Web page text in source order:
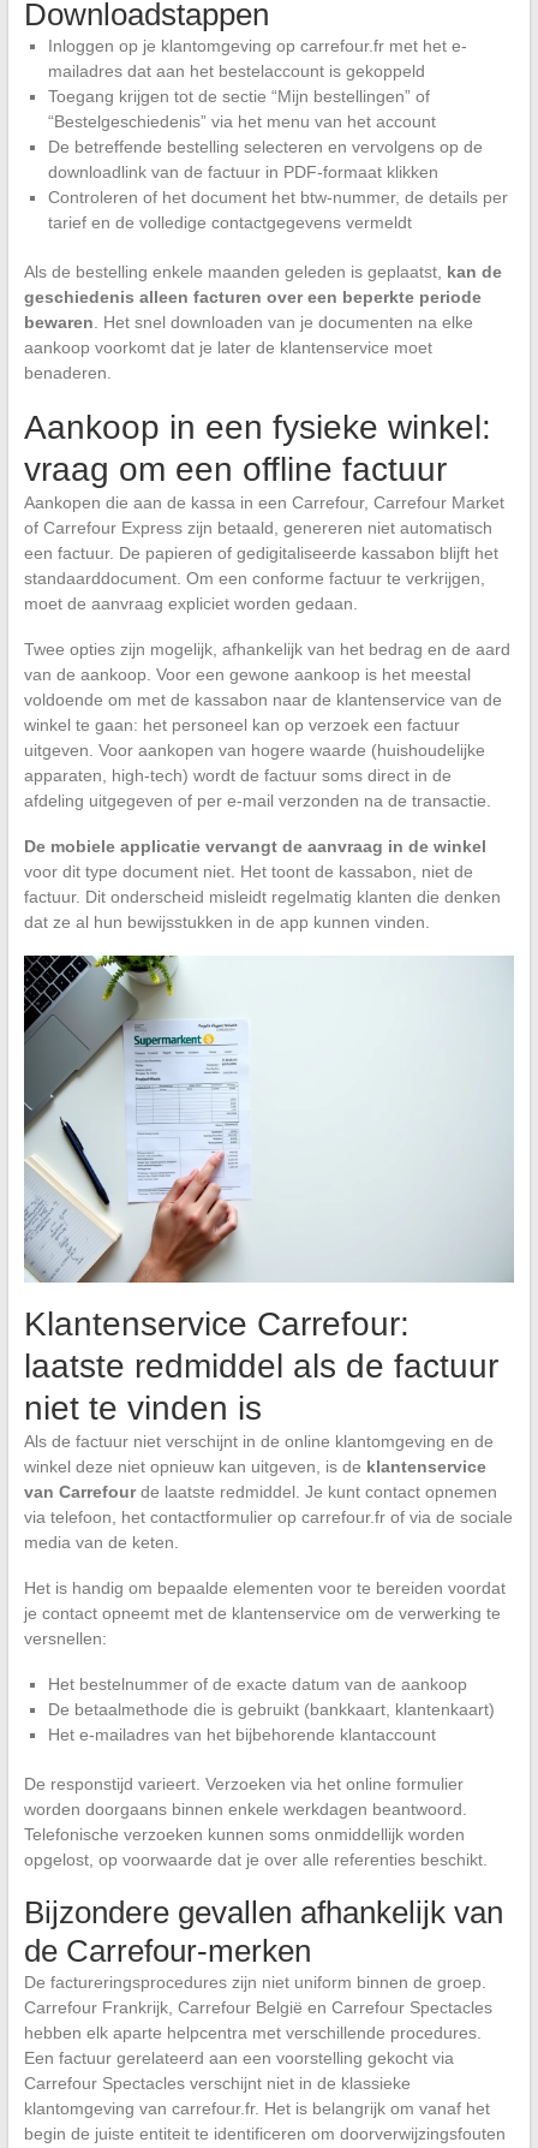
Downloadstappen
Inloggen op je klantomgeving op carrefour.fr met het e-
mailadres dat aan het bestelaccount is gekoppeld
Toegang krijgen tot de sectie “Mijn bestellingen” of
“Bestelgeschiedenis” via het menu van het account
De betreffende bestelling selecteren en vervolgens op de
downloadlink van de factuur in PDF-formaat klikken
Controleren of het document het btw-nummer, de details per
tarief en de volledige contactgegevens vermeldt
Als de bestelling enkele maanden geleden is geplaatst, kan de
geschiedenis alleen facturen over een beperkte periode
bewaren . Het snel downloaden van je documenten na elke
aankoop voorkomt dat je later de klantenservice moet
benaderen.
Aankoop in een fysieke winkel:
vraag om een offline factuur
Aankopen die aan de kassa in een Carrefour, Carrefour Market
of Carrefour Express zijn betaald, genereren niet automatisch
een factuur. De papieren of gedigitaliseerde kassabon blijft het
standaarddocument. Om een conforme factuur te verkrijgen,
moet de aanvraag expliciet worden gedaan.
Twee opties zijn mogelijk, afhankelijk van het bedrag en de aard
van de aankoop. Voor een gewone aankoop is het meestal
voldoende om met de kassabon naar de klantenservice van de
winkel te gaan: het personeel kan op verzoek een factuur
uitgeven. Voor aankopen van hogere waarde (huishoudelijke
apparaten, high-tech) wordt de factuur soms direct in de
afdeling uitgegeven of per e-mail verzonden na de transactie.
De mobiele applicatie vervangt de aanvraag in de winkel
voor dit type document niet. Het toont de kassabon, niet de
factuur. Dit onderscheid misleidt regelmatig klanten die denken
dat ze al hun bewijsstukken in de app kunnen vinden.
Klantenservice Carrefour:
laatste redmiddel als de factuur
niet te vinden is
Als de factuur niet verschijnt in de online klantomgeving en de
winkel deze niet opnieuw kan uitgeven, is de klantenservice
van Carrefourde laatste redmiddel. Je kunt contact opnemen
via telefoon, het contactformulier op carrefour.fr of via de sociale
media van de keten.
Het is handig om bepaalde elementen voor te bereiden voordat
je contact opneemt met de klantenservice om de verwerking te
versnellen:
Het bestelnummer of de exacte datum van de aankoop
De betaalmethode die is gebruikt (bankkaart, klantenkaart)
Het e-mailadres van het bijbehorende klantaccount
De responstijd varieert. Verzoeken via het online formulier
worden doorgaans binnen enkele werkdagen beantwoord.
Telefonische verzoeken kunnen soms onmiddellijk worden
opgelost, op voorwaarde dat je over alle referenties beschikt.
Bijzondere gevallen afhankelijk van
de Carrefour-merken
De factureringsprocedures zijn niet uniform binnen de groep.
Carrefour Frankrijk, Carrefour België en Carrefour Spectacles
hebben elk aparte helpcentra met verschillende procedures.
Een factuur gerelateerd aan een voorstelling gekocht via
Carrefour Spectacles verschijnt niet in de klassieke
klantomgeving van carrefour.fr. Het is belangrijk om vanaf het
begin de juiste entiteit te identificeren om doorverwijzingsfouten